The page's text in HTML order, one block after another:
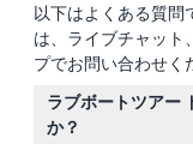
以下はよくある質問
は、ライブチャット
プでお問い合わせく
ラブボートツアー
か？